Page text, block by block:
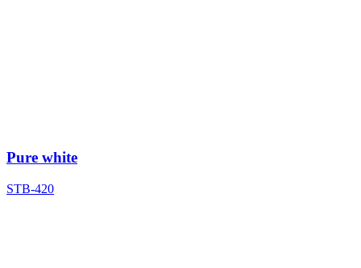
Pure white
STB-420